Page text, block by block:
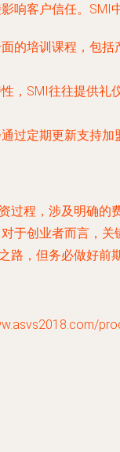
响客户信任。SMI
面的培训课程，包
性，SMI往往提供
过定期更新支持加
过程，涉及明确
于创业者而言，
路，但务必做好前